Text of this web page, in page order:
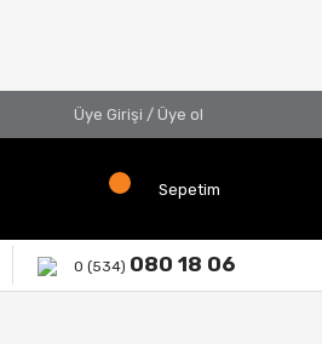
Üye Girişi / Üye ol
Sepetim
0 (534) 080 18 06